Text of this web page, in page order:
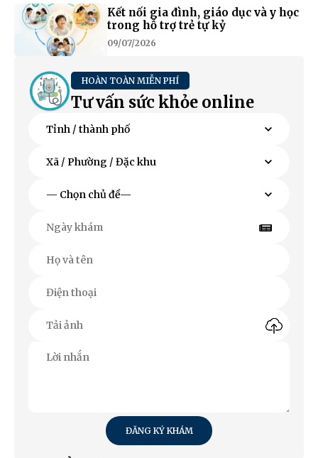
Kết nối gia đình, giáo dục và y học
trong hỗ trợ trẻ tự kỷ
09/07/2026
HOÀN TOÀN MIỄN PHÍ
Tư vấn sức khỏe online
ĐĂNG KÝ KHÁM